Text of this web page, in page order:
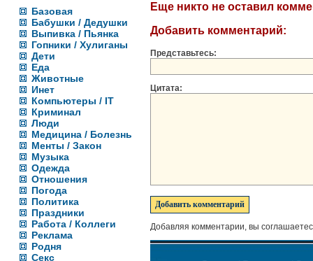
Базовая
Бабушки / Дедушки
Выпивка / Пьянка
Гопники / Хулиганы
Дети
Еда
Животные
Инет
Компьютеры / IT
Криминал
Люди
Медицина / Болезнь
Менты / Закон
Музыка
Одежда
Отношения
Погода
Политика
Праздники
Работа / Коллеги
Реклама
Родня
Секс
Еще никто не оставил
Добавить комментарий:
Представьтесь:
Цитата:
Добавляя комментарии, вы